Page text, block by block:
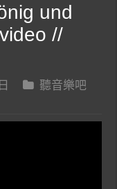
und
//
聽音樂吧